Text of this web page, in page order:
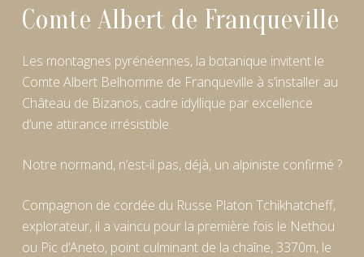
Comte Albert de Franqueville
Les montagnes pyrénéennes, la botanique invitent le
Comte Albert Belhomme de Franqueville à s’installer au
Château de Bizanos, cadre idyllique par excellence
d’une attirance irrésistible.
Notre normand, n’est-il pas, déjà, un alpiniste confirmé ?
Compagnon de cordée du Russe Platon Tchikhatcheff,
explorateur, il a vaincu pour la première fois le Nethou
ou Pic d’Aneto, point culminant de la chaîne, 3370m, le